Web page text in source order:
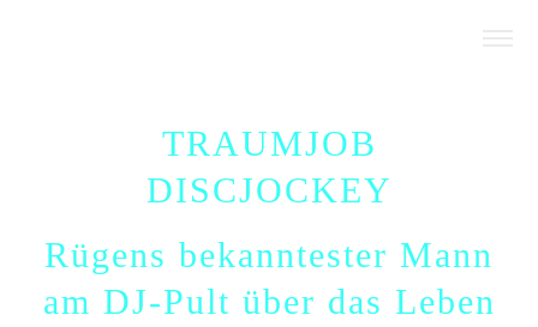
TRAUMJOB
DISCJOCKEY
Rügens bekanntester Mann
am DJ-Pult über das Leben